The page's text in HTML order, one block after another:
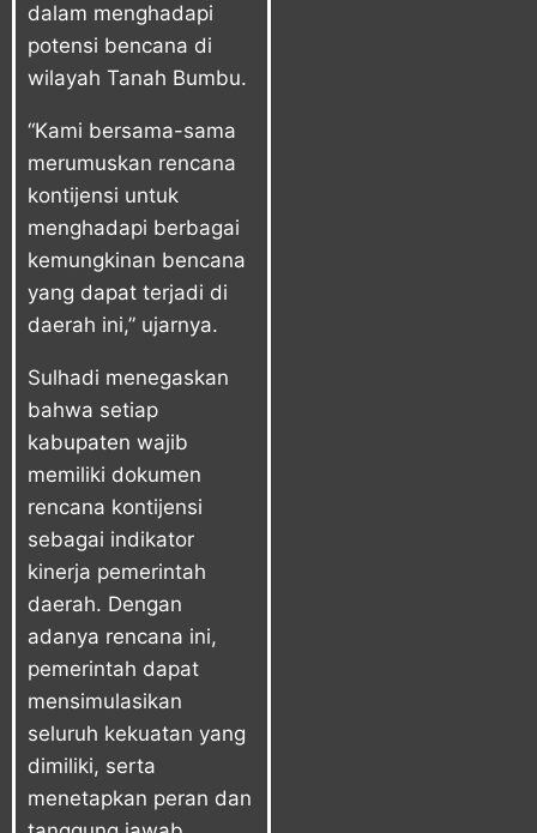
dalam menghadapi
potensi bencana di
wilayah Tanah Bumbu.
“Kami bersama-sama
merumuskan rencana
kontijensi untuk
menghadapi berbagai
kemungkinan bencana
yang dapat terjadi di
daerah ini,” ujarnya.
Sulhadi menegaskan
bahwa setiap
kabupaten wajib
memiliki dokumen
rencana kontijensi
sebagai indikator
kinerja pemerintah
daerah. Dengan
adanya rencana ini,
pemerintah dapat
mensimulasikan
seluruh kekuatan yang
dimiliki, serta
menetapkan peran dan